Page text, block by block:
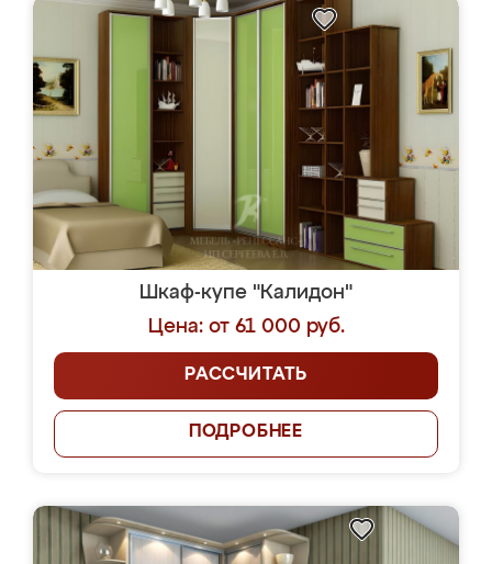
Шкаф-купе "Калидон"
Цена: от 61 000 руб.
РАССЧИТАТЬ
ПОДРОБНЕЕ